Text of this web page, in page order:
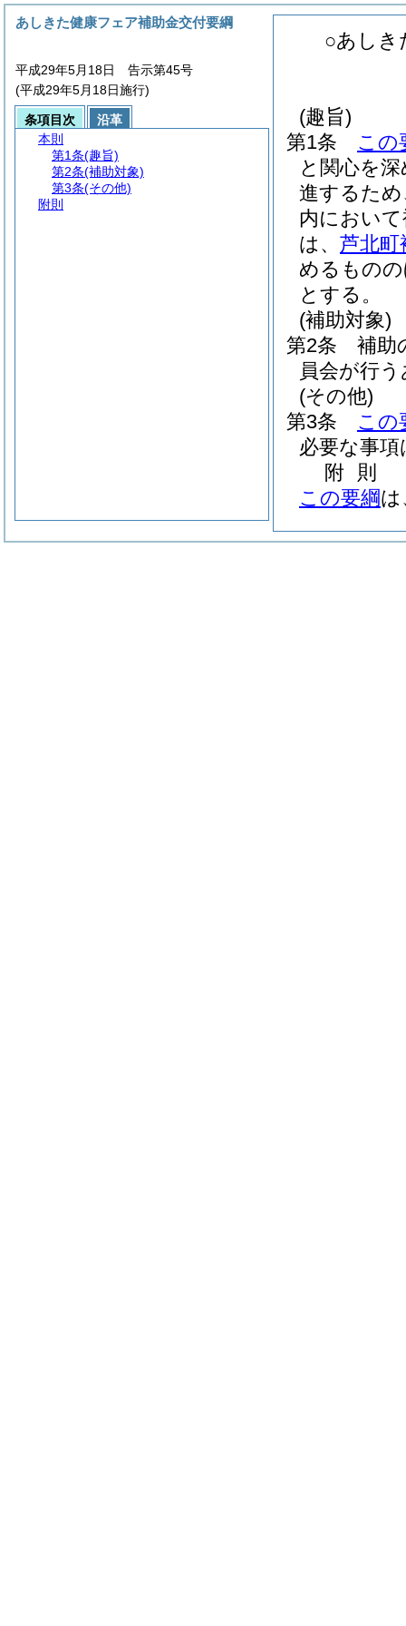
○あしき
(趣旨)
第1条
この
と関心を
進するた
内におい
は、 芦北町
めるもの
とする。
(補助対象)
第2条
補助
員会が行
(その他)
第3条
この
必要な事
附 則
この要綱は
あしきた健康フェア補助金交付要綱
平成29年5月18日 告示第45号
(平成29年5月18日施行)
条項目次
沿革
本則
第1条(趣旨)
第2条(補助対象)
第3条(その他)
附則